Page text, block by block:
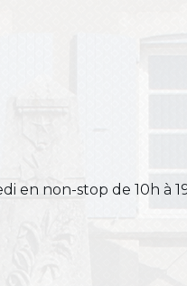
en non-stop de 10h à